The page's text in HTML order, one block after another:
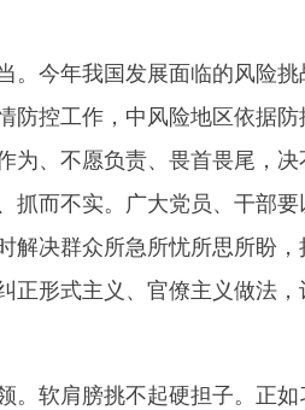
今年我国发展面临的风险挑
防控工作，中风险地区依据
为、不愿负责、畏首畏尾，
而不实。广大党员、干部
解决群众所急所忧所思所盼
正形式主义、官僚主义做法
软肩膀挑不起硬担子。正如